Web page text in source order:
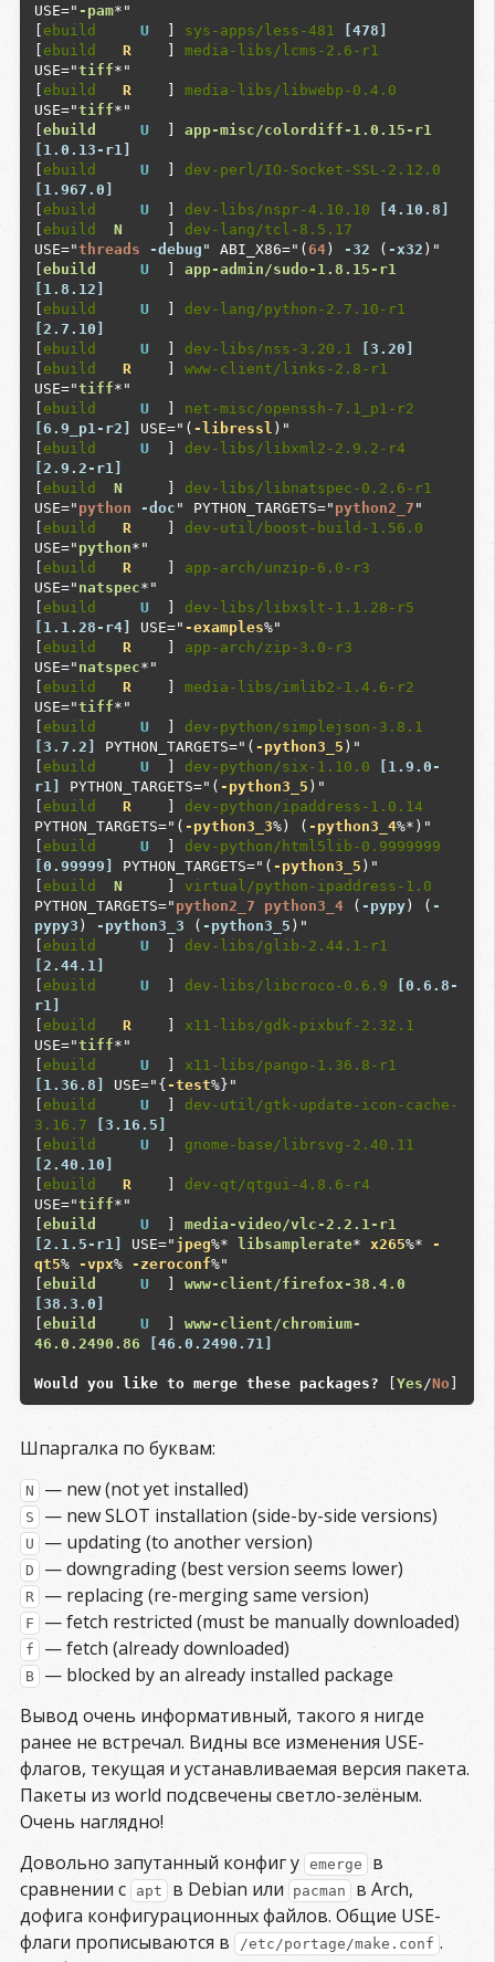
USE=" -pam*"
ebuild U sys-apps/less-481
[478]
ebuild R
media-libs/lcms-2.6-r1
USE="tiff*"
ebuild R
media-libs/libwebp-0.4.0
USE="tiff*"
ebuild U
app-misc/colordiff-1.0.15-r1
[1.0.13-r1]
ebuild U
dev-perl/IO-Socket-SSL-2.12.0
[1.967.0]
ebuild U dev-libs/nspr-4.10.10
[4.10.8]
ebuild N
dev-lang/tcl-8.5.17
USE="threads -debug " ABI_X86="( 64 ) -32 ( -x32 )"
ebuild U
app-admin/sudo-1.8.15-r1
[1.8.12]
ebuild U
dev-lang/python-2.7.10-r1
[2.7.10]
ebuild U dev-libs/nss-3.20.1
[3.20]
ebuild R
www-client/links-2.8-r1
USE="tiff*"
ebuild U
net-misc/openssh-7.1_p1-r2
[6.9_p1-r2]
USE="( -libressl )"
ebuild U
dev-libs/libxml2-2.9.2-r4
[2.9.2-r1]
ebuild N
dev-libs/libnatspec-0.2.6-r1
USE=" python -doc " PYTHON_TARGETS=" python2_7 "
ebuild R
dev-util/boost-build-1.56.0
USE=" python*"
ebuild R
app-arch/unzip-6.0-r3
USE=" natspec*"
ebuild U
dev-libs/libxslt-1.1.28-r5
[1.1.28-r4]
USE=" -examples%"
ebuild R
app-arch/zip-3.0-r3
USE=" natspec*"
ebuild R
media-libs/imlib2-1.4.6-r2
USE="tiff*"
ebuild U
dev-python/simplejson-3.8.1
[3.7.2]
PYTHON_TARGETS="( -python3_5 )"
ebuild U dev-python/six-1.10.0
[1.9.0-
r1]
PYTHON_TARGETS="( -python3_5 )"
ebuild R
dev-python/ipaddress-1.0.14
PYTHON_TARGETS="( -python3_3%) ( -python3_4%*)"
ebuild U
dev-python/html5lib-0.9999999
[0.99999]
PYTHON_TARGETS="( -python3_5 )"
ebuild N
virtual/python-ipaddress-1.0
PYTHON_TARGETS=" python2_7 python3_4 ( -pypy ) ( -
pypy3 ) -python3_3 ( -python3_5 )"
ebuild U
dev-libs/glib-2.44.1-r1
[2.44.1]
ebuild U dev-libs/libcroco-0.6.9
[0.6.8-
r1]
ebuild R
x11-libs/gdk-pixbuf-2.32.1
USE="tiff*"
ebuild U
x11-libs/pango-1.36.8-r1
[1.36.8]
USE="{ -test%}"
ebuild U
dev-util/gtk-update-icon-cache-
3.16.7
[3.16.5]
ebuild U
gnome-base/librsvg-2.40.11
[2.40.10]
ebuild R
dev-qt/qtgui-4.8.6-r4
USE="tiff*"
ebuild U
media-video/vlc-2.2.1-r1
[2.1.5-r1]
USE=" jpeg%* libsamplerate* x265%*
-
qt5% -vpx% -zeroconf%"
ebuild U
www-client/firefox-38.4.0
[38.3.0]
ebuild U
www-client/chromium-
46.0.2490.86
[46.0.2490.71]
Would you like to merge these packages? Yes /No
Шпаргалка по буквам:
N — new (not yet installed)
S — new SLOT installation (side-by-side versions)
U — updating (to another version)
D — downgrading (best version seems lower)
R — replacing (re-merging same version)
F — fetch restricted (must be manually downloaded)
f — fetch (already downloaded)
B — blocked by an already installed package
Вывод очень информативный, такого я нигде
ранее не встречал. Видны все изменения USE-
флагов, текущая и устанавливаемая версия пакета.
Пакеты из world подсвечены светло-зелёным.
Очень наглядно!
Довольно запутанный конфиг у emerge в
сравнении с
apt в Debian или pacman
в Arch,
дофига конфигурационных файлов. Общие USE-
флаги прописываются в
/etc/portage/make.conf .